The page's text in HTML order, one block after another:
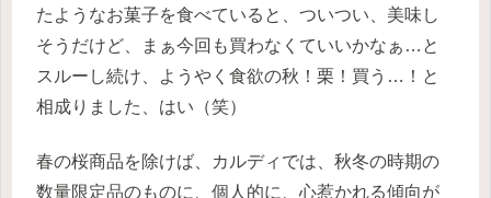
たようなお菓子を食べていると、ついつい、美味し
そうだけど、まぁ今回も買わなくていいかなぁ…と
スルーし続け、ようやく食欲の秋！栗！買う…！と
相成りました、はい（笑）
春の桜商品を除けば、カルディでは、秋冬の時期の
数量限定品のものに、個人的に、心惹かれる傾向が